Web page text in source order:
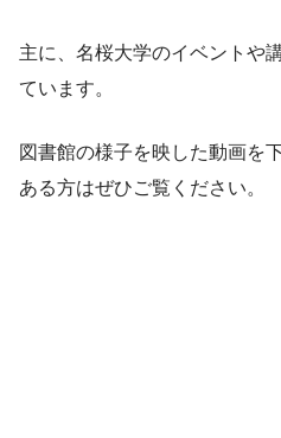
主に、名桜大学のイベントや
ています。
図書館の様子を映した動画を
ある方はぜひご覧ください。